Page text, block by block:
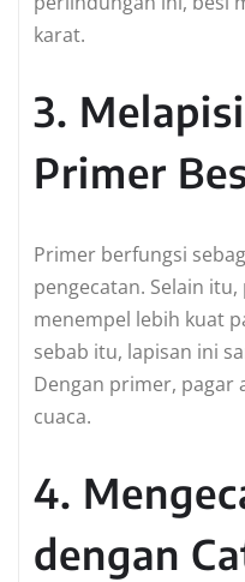
karat.
3.
Primer
Primer berfungsi
pengecatan. Selain
menempel lebih kuat
sebab itu, lapisan ini
Dengan primer, pagar
cuaca.
4.
dengan